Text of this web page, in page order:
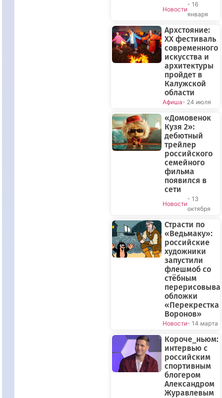
Новости
- 16
января
Архстояние:
XX фестиваль
современного
искусства и
архитектуры
пройдет в
Калужской
области
Афиша- 24 июля
«Домовенок
Кузя 2»:
дебютный
трейлер
российского
семейного
фильма
появился в
сети
Новости
- 13
октября
Страсти по
«Ведьмаку»:
российские
художники
запустили
флешмоб со
стёбным
обложки
«Перекрестка
Воронов»
Новости- 14 марта
Короче_ньюм:
интервью с
российским
спортивным
блогером
Александром
Журавлевым